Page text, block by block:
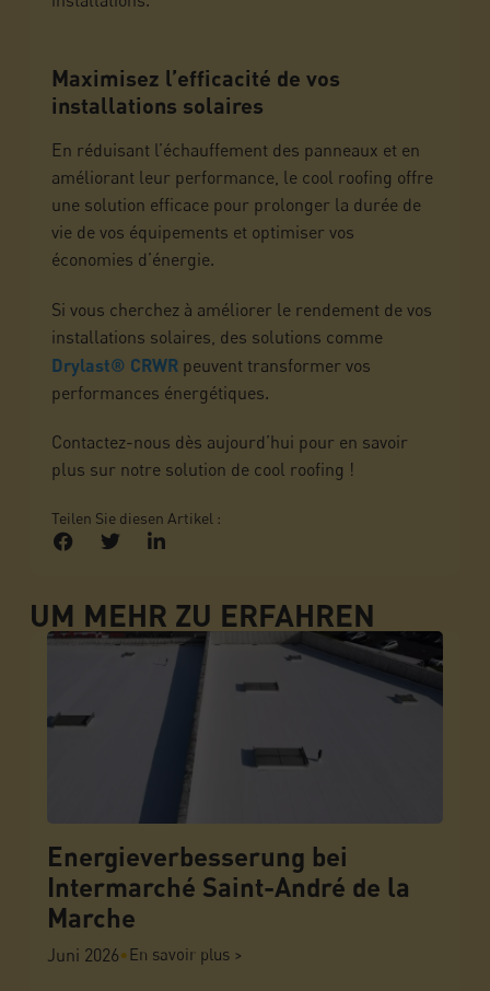
Maximisez l’efficacité de vos
installations solaires
En réduisant l’échauffement des panneaux et en
améliorant leur performance, le cool roofing offre
une solution efficace pour prolonger la durée de
vie de vos équipements et optimiser vos
économies d’énergie.
Si vous cherchez à améliorer le rendement de vos
installations solaires, des solutions comme
Drylast® CRWRpeuvent transformer vos
performances énergétiques.
Contactez-nous dès aujourd’hui pour en savoir
plus sur notre solution de cool roofing !
Teilen Sie diesen Artikel :
UM MEHR ZU ERFAHREN
Energieverbesserung bei
Intermarché Saint-André de la
Marche
Juni 2026•En savoir plus >